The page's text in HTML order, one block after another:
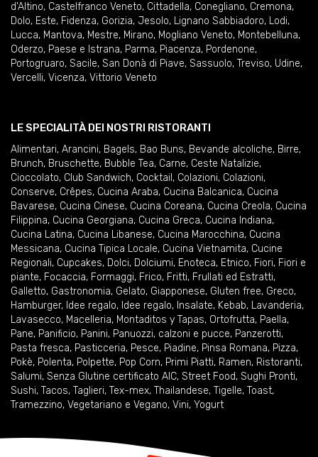
d'Altino, Castelfranco Veneto, Cittadella, Conegliano, Cremona,
Dolo, Este, Fidenza, Gorizia, Jesolo, Lignano Sabbiadoro, Lodi,
Lucca, Mantova, Mestre, Mirano, Mogliano Veneto, Montebelluna,
Oderzo, Paese e Istrana, Parma, Piacenza, Pordenone,
Portogruaro, Sacile, San Donà di Piave, Sassuolo, Treviso, Udine,
Vercelli, Vicenza, Vittorio Veneto
LE SPECIALITÀ DEI NOSTRI RISTORANTI
Alimentari, Arancini, Bagels, Bao Buns, Bevande alcoliche, Birre,
Brunch, Bruschette, Bubble Tea, Carne, Ceste Natalizie,
Cioccolato, Club Sandwich, Cocktail , Colazioni, Colazioni,
Conserve, Crêpes, Cucina Araba, Cucina Balcanica, Cucina
Bavarese, Cucina Cinese, Cucina Coreana, Cucina Creola, Cucina
Filippina, Cucina Georgiana, Cucina Greca, Cucina Indiana,
Cucina Latina, Cucina Libanese, Cucina Marocchina, Cucina
Messicana, Cucina Tipica Locale, Cucina Vietnamita, Cucine
Regionali, Cupcakes, Dolci, Dolciumi, Enoteca, Etnico, Fiori, Fiori e
piante, Focaccia, Formaggi, Frico, Fritti, Frullati ed Estratti,
Galletto, Gastronomia, Gelato, Giapponese, Gluten free, Greco,
Hamburger, Idee regalo, Idee regalo, Insalate, Kebab, Lavanderia,
Lavasecco, Macelleria, Montaditos y Tapas, Ortofrutta, Paella,
Pane, Panificio, Panini, Panuozzi, calzoni e pucce, Panzerotti,
Pasta fresca, Pasticceria, Pesce, Piadine, Pinsa Romana, Pizza,
Pokè, Polenta, Polpette, Pop Corn, Primi Piatti, Ramen, Ristoranti,
Salumi, Senza Glutine certificato AIC, Street Food, Sughi Pronti,
Sushi, Tacos, Taglieri, Tex-mex, Thailandese, Tigelle, Toast,
Tramezzino, Vegetariano e Vegano, Vini, Yogurt